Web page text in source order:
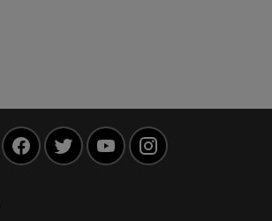
FacebookTwitter YouTube